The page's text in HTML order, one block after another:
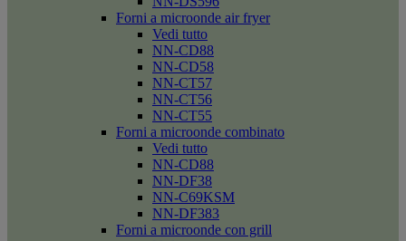
Forni a microonde air fryer
Vedi tutto
NN-CD88
NN-CD58
NN-CT57
NN-CT56
NN-CT55
Forni a microonde combinato
Vedi tutto
NN-CD88
NN-DF38
NN-C69KSM
NN-DF383
Forni a microonde con grill